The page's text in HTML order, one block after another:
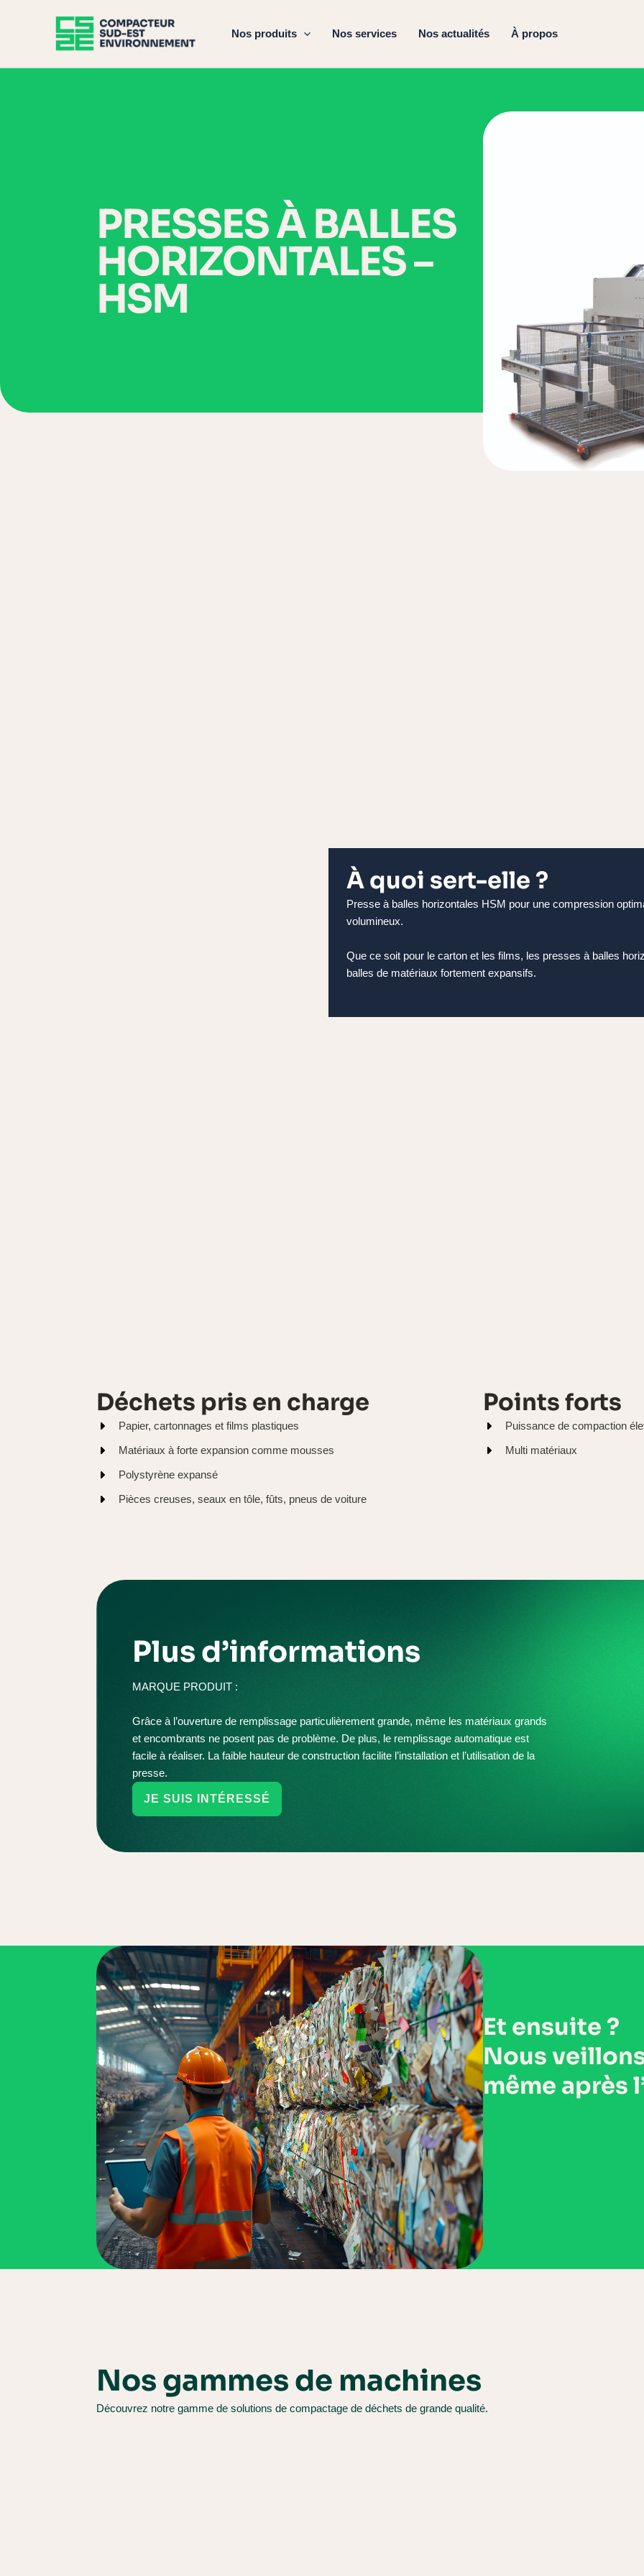
Nos produits Nos services Nos actualités À propos
PRESSES À BALLES
HORIZONTALES–
HSM
À quoi sert-elle ?
Presse à balles horizontales HSM pour une compression
volumineux.
Que ce soit pour le carton et les films, les presses à balles
balles de matériaux fortement expansifs.
Déchets pris en charge
Papier, cartonnages et films plastiques
Matériaux à forte expansion comme mousses
Polystyrène expansé
Pièces creuses, seaux en tôle, fûts, pneus de voiture
Points forts
Puissance de compaction
Multi matériaux
Plus d’informations
MARQUE PRODUIT :
Grâce à l’ouverture de remplissage particulièrement grande, même les matériaux grands
et encombrants ne posent pas de problème. De plus, le remplissage automatique est
facile à réaliser. La faible hauteur de construction facilite l’installation et l’utilisation de la
presse.
JE SUIS INTÉRESSÉ
Et ensuite ?
Nous
même après
Nos gammes de machines
Découvrez notre gamme de solutions de compactage de déchets de grande qualité.